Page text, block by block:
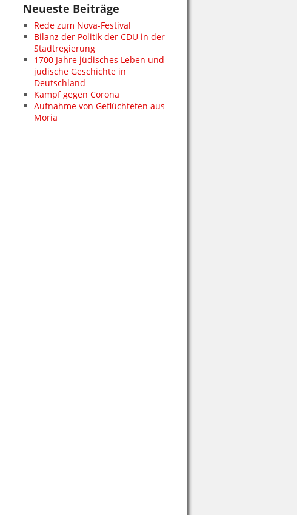
Neueste Beiträge
Rede zum Nova-Festival
Bilanz der Politik der CDU in der
Stadtregierung
1700 Jahre jüdisches Leben und
jüdische Geschichte in
Deutschland
Kampf gegen Corona
Aufnahme von Geflüchteten aus
Moria